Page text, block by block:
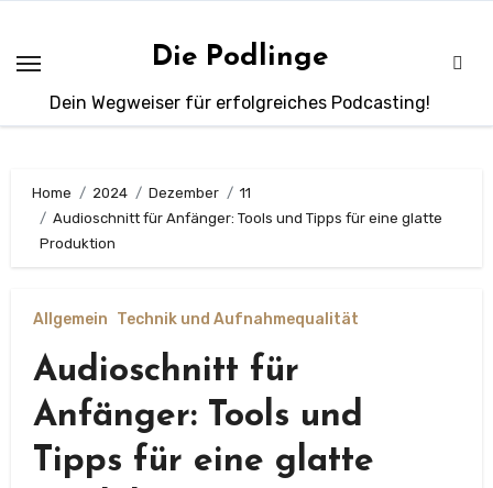
springen
Die Podlinge
Dein Wegweiser für erfolgreiches Podcasting!
Home 2024 Dezember
11
Audioschnitt für Anfänger: Tools und Tipps für eine glatte
Produktion
Allgemein Technik und Aufnahmequalität
Audioschnitt für
Anfänger: Tools und
Tipps für eine glatte